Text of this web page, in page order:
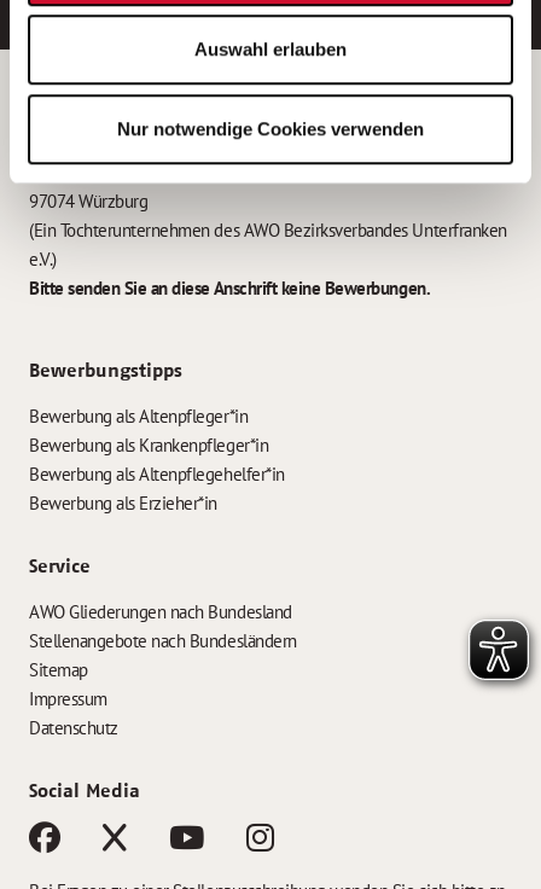
Auswahl erlauben
Nur notwendige Cookies verwenden
Betreiber der Webseite
Garitz Bewirtschaftungsbetriebe GmbH
Kantstraße 45a
97074 Würzburg
(Ein Tochterunternehmen des AWO Bezirksverbandes Unterfranken
e.V.)
Bitte senden Sie an diese Anschrift keine Bewerbungen.
Bewerbungstipps
Bewerbung als Altenpfleger*in
Bewerbung als Krankenpfleger*in
Bewerbung als Altenpflegehelfer*in
Bewerbung als Erzieher*in
Service
AWO Gliederungen nach Bundesland
Stellenangebote nach Bundesländern
Sitemap
Impressum
Datenschutz
Social Media